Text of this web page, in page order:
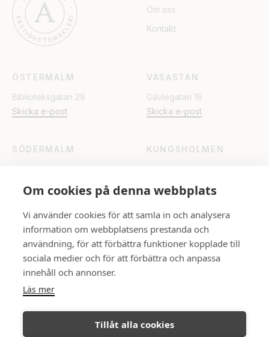
Om cookies på denna webbplats
Vi använder cookies för att samla in och analysera
information om webbplatsens prestanda och
användning, för att förbättra funktioner kopplade till
sociala medier och för att förbättra och anpassa
innehåll och annonser.
Läs mer
Tillåt alla cookies
Om oss
Kontakt
ÖSTERMALM
Biblioteksgatan 29
Skicka e-post
VASASTAN
Gävlegatan 16
Skicka e-post
SÖDERMALM
KUNGSHOLMEN
Skicka e-post
UPPSALA
Rådhuset
Skicka e-post
FÖLJ OSS